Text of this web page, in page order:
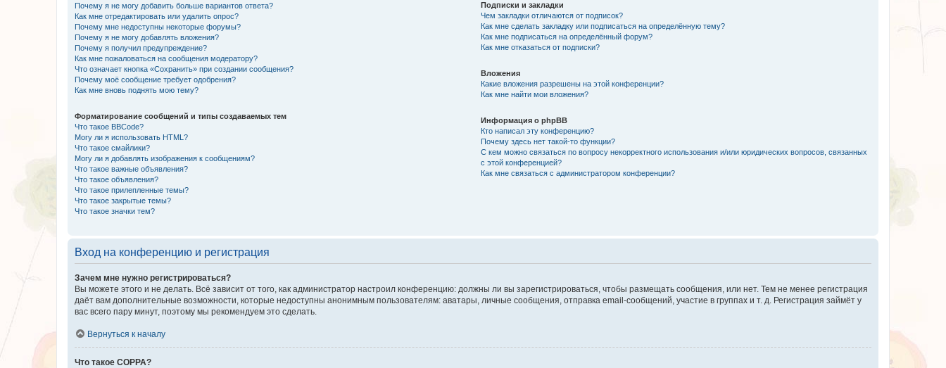
Почему я не могу добавить больше вариантов ответа?
Как мне отредактировать или удалить опрос?
Почему мне недоступны некоторые форумы?
Почему я не могу добавлять вложения?
Почему я получил предупреждение?
Как мне пожаловаться на сообщения модератору?
Что означает кнопка «Сохранить» при создании сообщения?
Почему моё сообщение требует одобрения?
Как мне вновь поднять мою тему?
Форматирование сообщений и типы создаваемых тем
Что такое BBCode?
Могу ли я использовать HTML?
Что такое смайлики?
Могу ли я добавлять изображения к сообщениям?
Что такое важные объявления?
Что такое объявления?
Что такое прилепленные темы?
Что такое закрытые темы?
Что такое значки тем?
Подписки и закладки
Чем закладки отличаются от подписок?
Как мне сделать закладку или подписаться на определённую тему?
Как мне подписаться на определённый форум?
Как мне отказаться от подписки?
Вложения
Какие вложения разрешены на этой конференции?
Как мне найти мои вложения?
Информация о phpBB
Кто написал эту конференцию?
Почему здесь нет такой-то функции?
С кем можно связаться по вопросу некорректного использования и/или юридических вопросов, связанных
с этой конференцией?
Как мне связаться с администратором конференции?
Вход на конференцию и регистрация
Зачем мне нужно регистрироваться?
Вы можете этого и не делать. Всё зависит от того, как администратор настроил конференцию: должны ли вы зарегистрироваться, чтобы размещать сообщения, или нет. Тем не менее регистрация
даёт вам дополнительные возможности, которые недоступны анонимным пользователям: аватары, личные сообщения, отправка email-сообщений, участие в группах и т. д. Регистрация займёт у
вас всего пару минут, поэтому мы рекомендуем это сделать.
Вернуться к началу
Что такое COPPA?